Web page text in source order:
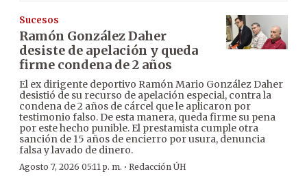
Sucesos
Ramón González Daher
desiste de apelación y queda
firme condena de 2 años
El ex dirigente deportivo Ramón Mario González Daher
desistió de su recurso de apelación especial, contra la
condena de 2 años de cárcel que le aplicaron por
testimonio falso. De esta manera, queda firme su pena
por este hecho punible. El prestamista cumple otra
sanción de 15 años de encierro por usura, denuncia
falsa y lavado de dinero.
Agosto 7, 2026 05:11 p. m. · Redacción ÚH